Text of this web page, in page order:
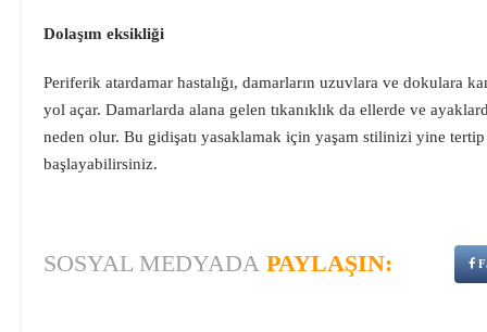
Dolaşım eksikliği
Periferik atardamar hastalığı, damarların uzuvlara ve dokulara
yol açar. Damarlarda alana gelen tıkanıklık da ellerde ve
neden olur. Bu gidişatı yasaklamak için yaşam stilinizi yine
başlayabilirsiniz.
SOSYAL MEDYADA PAYLAŞIN: